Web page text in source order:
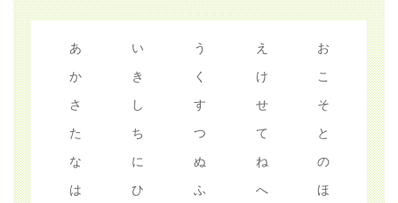
あ い う え
お
か
き く け
こ
さ
し す せ
そ
た
ち つ て
と
な
に ぬ ね
の
は
ひ ふ へ
ほ